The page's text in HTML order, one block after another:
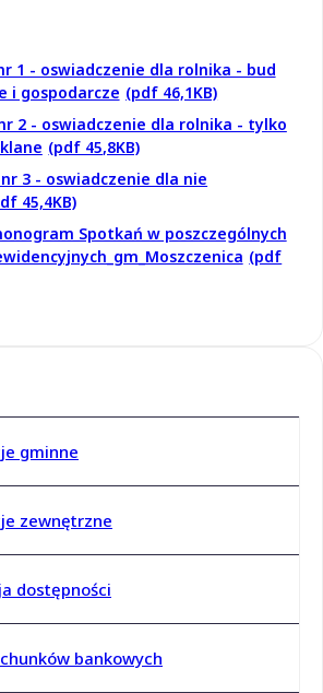
1 - oswiadczenie dla rolnika - bud
i gospodarcze (pdf 46,1KB)
2 - oswiadczenie dla rolnika - tylko
(pdf 45,8KB)
3 - oswiadczenie dla nie
45,4KB)
Spotkań w poszczególnych
(pdf
gminne
zewnętrzne
dostępności
bankowych